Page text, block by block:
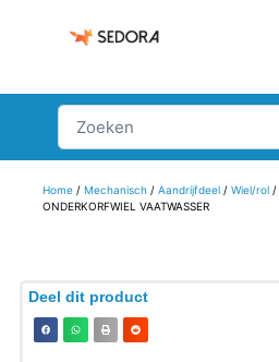
Home/ Mechanisch/ Aandrijfdeel/ Wiel/rol/
ONDERKORFWIEL VAATWASSER
Deel dit product